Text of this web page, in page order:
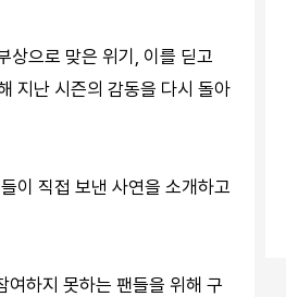
상으로 맞은 위기, 이를 딛고
지난 시즌의 감동을 다시 돌아
이 직접 보낸 사연을 소개하고
여하지 못하는 팬들을 위해 구